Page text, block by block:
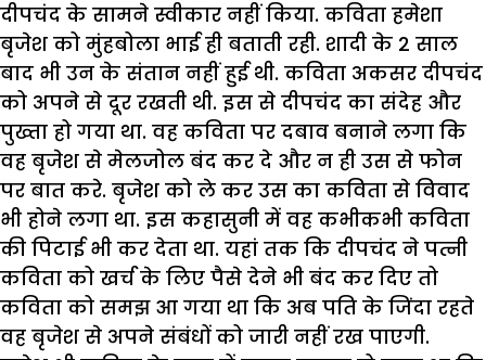
दीपचंद के सामने स्वीकार नहीं किया. कविता हमेशा
बृजेश को मुंहबोला भाई ही बताती रही. शादी के 2 साल
बाद भी उन के संतान नहीं हुई थी. कविता अकसर दीपचंद
को अपने से दूर रखती थी. इस से दीपचंद का संदेह और
पुख्ता हो गया था. वह कविता पर दबाव बनाने लगा कि
वह बृजेश से मेलजोल बंद कर दे और न ही उस से फोन
पर बात करे. बृजेश को ले कर उस का कविता से विवाद
भी होने लगा था. इस कहासुनी में वह कभीकभी कविता
की पिटाई भी कर देता था. यहां तक कि दीपचंद ने पत्नी
कविता को खर्च के लिए पैसे देने भी बंद कर दिए तो
कविता को समझ आ गया था कि अब पति के जिंदा रहते
वह बृजेश से अपने संबंधों को जारी नहीं रख पाएगी.